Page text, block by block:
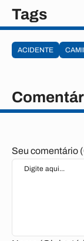
Tags
ACIDENTE
Seu comentário